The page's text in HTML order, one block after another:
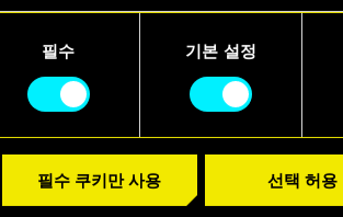
쿠키 사용에 관한 세부 사항이나 관련 설정
수 있습니다.
필수 기본 설정
필수 쿠키만 사용 선택 허용